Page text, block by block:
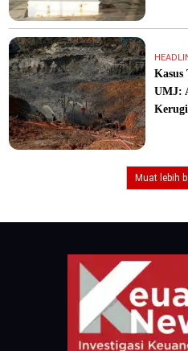
Kasus
UMJ:
Muat lebih